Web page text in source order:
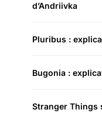
d’Andriivka
Pluribus :
Bugonia :
Stranger Things